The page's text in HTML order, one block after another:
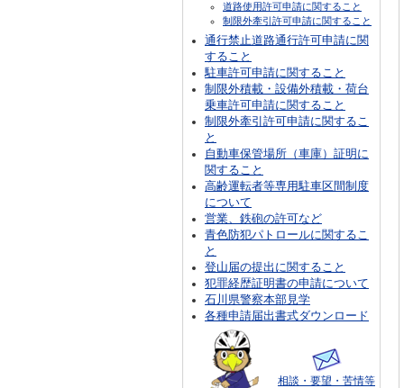
道路使用許可申請に関すること
制限外牽引許可申請に関すること
通行禁止道路通行許可申請に関
すること
駐車許可申請に関すること
制限外積載・設備外積載・荷台
乗車許可申請に関すること
制限外牽引許可申請に関するこ
と
自動車保管場所（車庫）証明に
関すること
高齢運転者等専用駐車区間制度
について
営業、鉄砲の許可など
青色防犯パトロールに関するこ
と
登山届の提出に関すること
犯罪経歴証明書の申請について
石川県警察本部見学
各種申請届出書式ダウンロード
相談・要望・苦情等